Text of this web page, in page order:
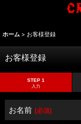
ホーム > お客様登録
お客様登録
STEP 1
入力
お名前 [必須]